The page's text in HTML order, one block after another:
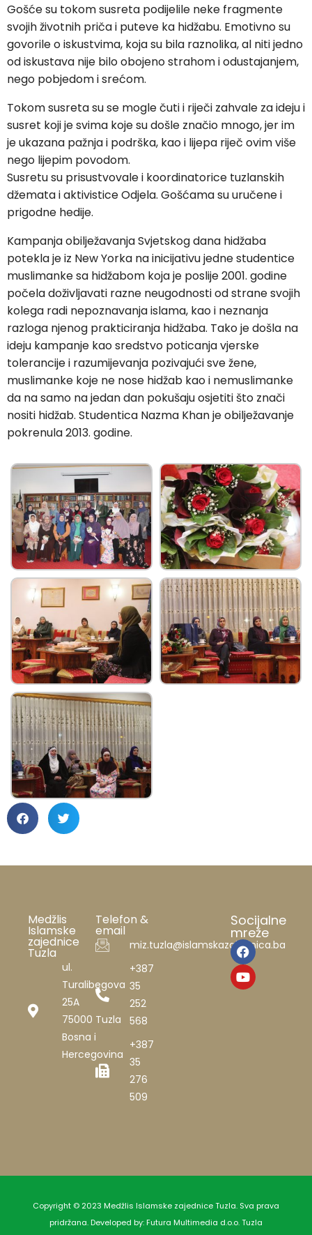
Gošće su tokom susreta podijelile neke fragmente
svojih životnih priča i puteve ka hidžabu. Emotivno su
govorile o iskustvima, koja su bila raznolika, al niti jedno
od iskustava nije bilo obojeno strahom i odustajanjem,
nego pobjedom i srećom.
Tokom susreta su se mogle čuti i riječi zahvale za ideju i
susret koji je svima koje su došle značio mnogo, jer im
je ukazana pažnja i podrška, kao i lijepa riječ ovim više
nego lijepim povodom.
Susretu su prisustvovale i koordinatorice tuzlanskih
džemata i aktivistice Odjela. Gošćama su uručene i
prigodne hedije.
Kampanja obilježavanja Svjetskog dana hidžaba
potekla je iz New Yorka na inicijativu jedne studentice
muslimanke sa hidžabom koja je poslije 2001. godine
počela doživljavati razne neugodnosti od strane svojih
kolega radi nepoznavanja islama, kao i neznanja
razloga njenog prakticiranja hidžaba. Tako je došla na
ideju kampanje kao sredstvo poticanja vjerske
tolerancije i razumijevanja pozivajući sve žene,
muslimanke koje ne nose hidžab kao i nemuslimanke
da na samo na jedan dan pokušaju osjetiti što znači
nositi hidžab. Studentica Nazma Khan je obilježavanje
pokrenula 2013. godine.
Medžlis
Islamske
zajednice
Tuzla
ul.
Turalibegova
25A
75000 Tuzla
Bosna i
Hercegovina
Telefon &
email
miz.tuzla@islamskazajednica.ba
+387
35
252
568
+387
35
276
509
Socijalne
mreže
Copyright © 2023 Medžlis Islamske zajednice Tuzla. Sva prava
pridržana. Developed by: Futura Multimedia d.o.o. Tuzla